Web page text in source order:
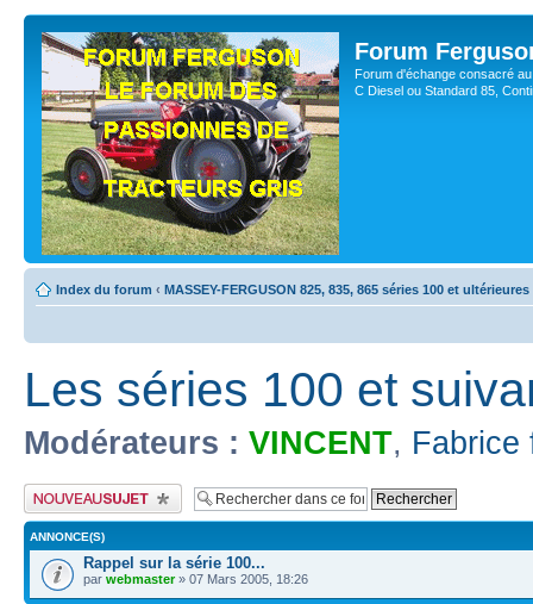
Forum
Forum d'échange consacré
C Diesel ou Standard 85,
Index du forum ‹ MASSEY-FERGUSON 825, 835, 865 séries 100 et ultérieures
Les séries 100 et
Modérateurs : VINCENT, Fabrice
Publier un nouveau sujet
ANNONCE(S)
Rappel sur la série 100...
par webmaster» 07 Mars 2005, 18:26